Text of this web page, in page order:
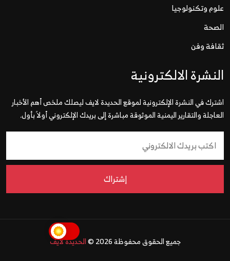
علوم وتكنولوجيا
الصحة
ثقافة وفن
النشرة الالكترونية
اشترك في النشرة الإلكترونية لموقع الحديدة لايف ليصلك ملخص أهم الأخبار
العاجلة والتقارير اليمنية الموثوقة مباشرة إلى بريدك الإلكتروني أولاً بأول.
إشتراك
جميع الحقوق محفوظة 2026 © الحديدة لايف